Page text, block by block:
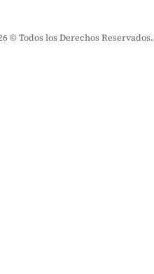
© Todos los Derechos